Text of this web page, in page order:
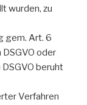
wurden, zu
gem. Art. 6
DSGVO oder
beruht
Verfahren